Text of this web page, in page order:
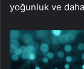
yoğunluk ve